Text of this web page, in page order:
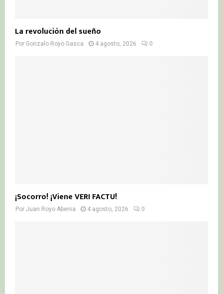
La revolución del sueño
Por Gonzalo Royo Gasca 4 agosto, 2026 0
¡Socorro! ¡Viene VERI FACTU!
Por Juan Royo Abenia 4 agosto, 2026 0